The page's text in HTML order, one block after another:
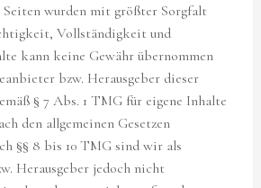
wurden mit größter Sorgfalt
Vollständigkeit und
kann keine Gewähr übernommen
bzw. Herausgeber dieser
§ 7 Abs. 1 TMG für eigene Inhalte
den allgemeinen Gesetzen
§§ 8 bis 10 TMG sind wir als
Herausgeber jedoch nicht